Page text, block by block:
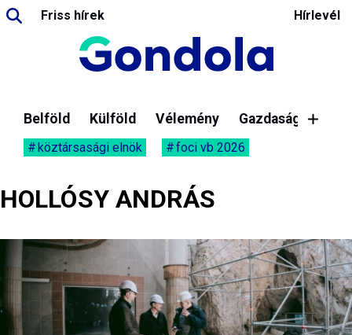
Friss hírek Hírlevél
Belföld Külföld Vélemény Gazdaság
köztársasági elnök foci vb 2026
HOLLÓSY ANDRÁS